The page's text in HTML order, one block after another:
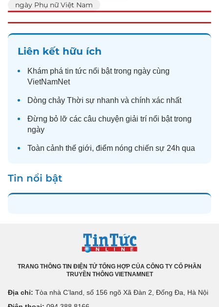
ngày Phụ nữ Việt Nam
Liên kết hữu ích
Khám phá tin tức nổi bật trong ngày cùng
VietNamNet
Dòng chảy Thời sự nhanh và chính xác nhất
Đừng bỏ lỡ các câu chuyện giải trí nổi bật trong
ngày
Toàn cảnh thế giới, điểm nóng chiến sự 24h qua
Tin nổi bật
TRANG THÔNG TIN ĐIỆN TỬ TỔNG HỢP CỦA CÔNG TY CỔ PHẦN
TRUYỀN THÔNG VIETNAMNET
Địa chỉ: Tòa nhà C’land, số 156 ngõ Xã Đàn 2, Đống Đa, Hà Nội